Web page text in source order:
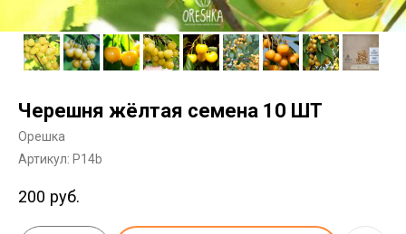
Черешня жёлтая семена 10 ШТ
Орешка
Артикул: P14b
200 руб.